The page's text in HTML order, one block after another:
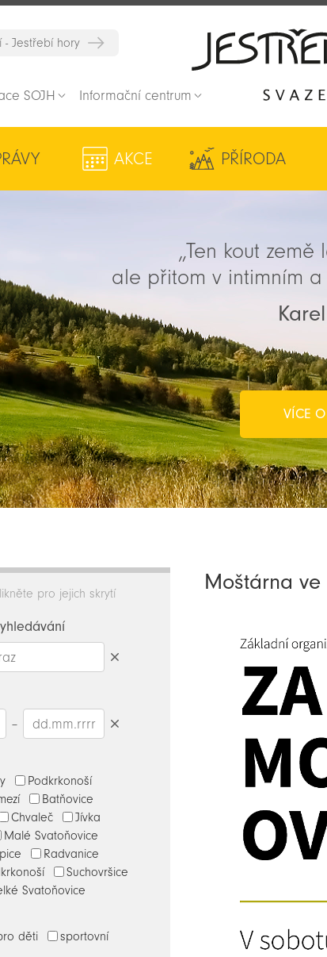
- Jestřebí hory
SOJH Informační centrum
AKCE PŘÍRODA
„Ten kout
ale přitom v intimním a
VÍCE
pro jejich skrytí
–
Podkrkonoší
Batňovice
Chvaleč
Jívka
Malé Svatoňovice
Radvanice
Suchovršice
Svatoňovice
děti sportovní
Moštárna ve